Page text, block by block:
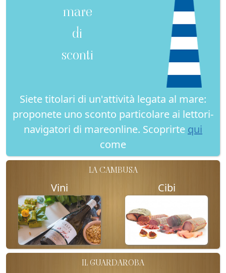
mare
di
sconti
Siete titolari di un'attività legata al mare:
proponete uno sconto particolare ai lettori-
navigatori di mareonline. Scoprirte qui
come
LA CAMBUSA
Vini Cibi
IL GUARDAROBA